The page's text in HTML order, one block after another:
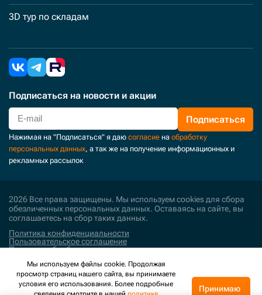
3D тур по складам
Подписаться на новости и акции
Подписаться
Нажимая на "Подписаться" я даю согласие на обработку
персональных данных, а так же на получение информационных и
рекламных рассылок
2026 Все права защищены. Мы используем cookies для сбора
обезличенных персональных данных. Оставаясь на сайте, вы
соглашаетесь на сбор таких данных.
Политика конфиденциальности
Пользовательское соглашение
Политика обработки персональных данных
Поддержка и развитие
Мы используем файлы cookie. Продолжая
просмотр страниц нашего сайта, вы принимаете
условия его использования. Более подробные
Принимаю